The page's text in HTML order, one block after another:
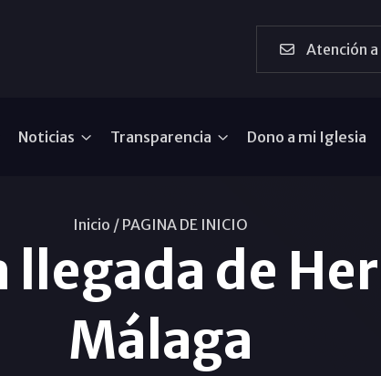
Atención
Noticias Transparencia Dono a mi Iglesia
Inicio / PAGINA DE INICIO
llegada de
Málaga